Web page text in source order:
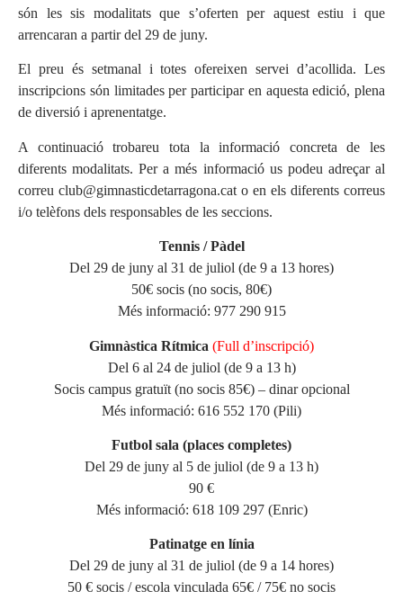
són les sis modalitats que s’oferten per aquest estiu i que
arrencaran a partir del 29 de juny.
El preu és setmanal i totes ofereixen servei d’acollida. Les
inscripcions són limitades per participar en aquesta edició, plena
de diversió i aprenentatge.
A continuació trobareu tota la informació concreta de les
diferents modalitats. Per a més informació us podeu adreçar al
correu club@gimnasticdetarragona.cat o en els diferents correus
i/o telèfons dels responsables de les seccions.
Tennis / Pàdel
Del 29 de juny al 31 de juliol (de 9 a 13 hores)
50€ socis (no socis, 80€)
Més informació: 977 290 915
Gimnàstica Rítmica (Full d’inscripció)
Del 6 al 24 de juliol (de 9 a 13 h)
Socis campus gratuït (no socis 85€) – dinar opcional
Més informació: 616 552 170 (Pili)
Futbol sala (places completes)
Del 29 de juny al 5 de juliol (de 9 a 13 h)
90 €
Més informació: 618 109 297 (Enric)
Patinatge en línia
Del 29 de juny al 31 de juliol (de 9 a 14 hores)
50 € socis / escola vinculada 65€ / 75€ no socis